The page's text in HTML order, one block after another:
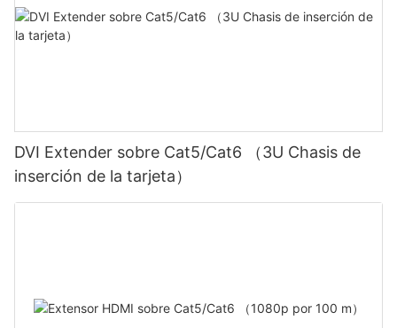
DVI Extender sobre Cat5/Cat6 （3U Chasis de
inserción de la tarjeta）